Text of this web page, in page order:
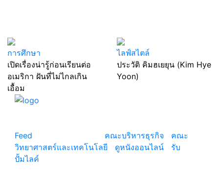
การศึกษา
เปิดเรื่องน่ารู้ก่อนเรียนต่อ
อเมริกา ฝันที่ไม่ไกลเกิน
เอื้อม
ไลฟ์สไตล์
ประวัติ คิมฮเยยุน (Kim Hye
Yoon)
Feed
คณะบริหารธุรกิจ
คณะ
วิทยาศาสตร์และเทคโนโลยี
ดูหนังออนไลน์
รับ
ปั้มไลค์